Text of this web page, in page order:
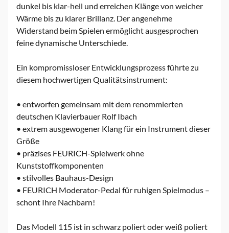
dunkel bis klar-hell und erreichen Klänge von weicher
Wärme bis zu klarer Brillanz. Der angenehme
Widerstand beim Spielen ermöglicht ausgesprochen
feine dynamische Unterschiede.
Ein kompromissloser Entwicklungsprozess führte zu
diesem hochwertigen Qualitätsinstrument:
• entworfen gemeinsam mit dem renommierten
deutschen Klavierbauer Rolf Ibach
• extrem ausgewogener Klang für ein Instrument dieser
Größe
• präzises FEURICH-Spielwerk ohne
Kunststoffkomponenten
• stilvolles Bauhaus-Design
• FEURICH Moderator-Pedal für ruhigen Spielmodus –
schont Ihre Nachbarn!
Das Modell 115 ist in schwarz poliert oder weiß poliert